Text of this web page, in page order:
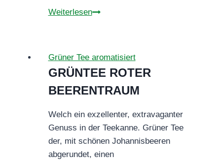
WeiterlesenGrüntee
Grüner Tee aromatisiert
GRÜNTEE ROTER
BEERENTRAUM
Welch ein exzellenter, extravaganter
Genuss in der Teekanne. Grüner Tee
der, mit schönen Johannisbeeren
abgerundet, einen